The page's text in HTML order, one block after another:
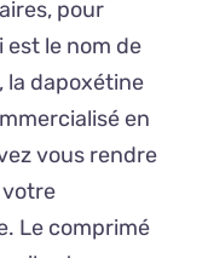
pour
le nom de
la dapoxétine
en
vous rendre
Le comprimé